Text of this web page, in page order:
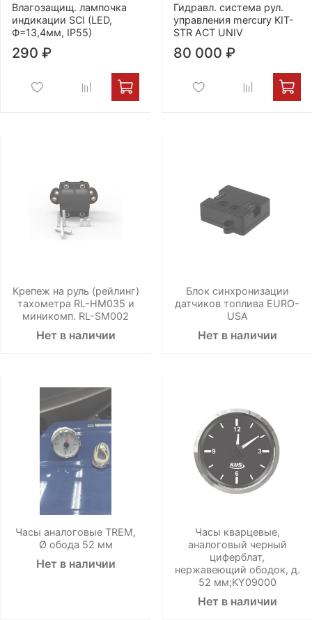
Влагозащищ. лампочка
индикации SCI (LED,
Ф=13,4мм, IP55)
290 ₽
Гидравл. система рул.
управления mercury KIT-
STR ACT UNIV
80 000 ₽
Крепеж на руль (рейлинг)
тахометра RL-HM035 и
миникомп. RL-SM002
Нет в наличии
Блок синхронизации
датчиков топлива EURO-
USA
Нет в наличии
Часы аналоговые TREM,
Ø обода 52 мм
Нет в наличии
Часы кварцевые,
аналоговый черный
циферблат,
нержавеющий ободок, д.
52 мм;KY09000
Нет в наличии